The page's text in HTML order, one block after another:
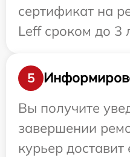
сертификат на
Leff сроком до 3
5
Вы получите
завершении
курьер